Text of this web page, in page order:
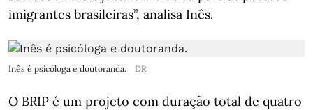
imigrantes brasileiras”, analisa Inês.
Inês é psicóloga e doutoranda. DR
O BRIP é um projeto com duração total de quatro